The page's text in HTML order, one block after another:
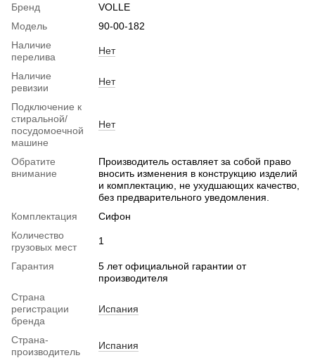
Бренд
VOLLE
Модель
90-00-182
Наличие
перелива
Нет
Наличие
ревизии
Нет
Подключение к
стиральной/
посудомоечной
машине
Нет
Обратите
внимание
Производитель оставляет за собой право
вносить изменения в конструкцию изделий
и комплектацию, не ухудшающих качество,
без предварительного уведомления.
Комплектация
Сифон
Количество
грузовых мест
1
Гарантия
5 лет официальной гарантии от
производителя
Страна
регистрации
бренда
Испания
Страна-
производитель
Испания